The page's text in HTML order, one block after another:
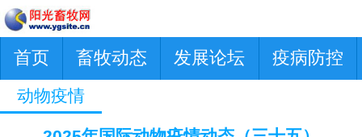
首页 畜牧动态 发展论坛 疫病防控
动物疫情